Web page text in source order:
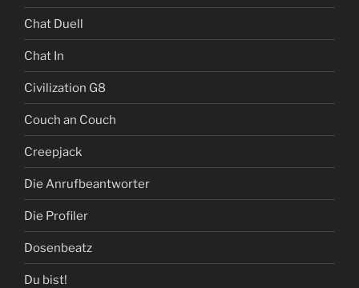
Chat Duell
Chat In
Civilization G8
Couch an Couch
Creepjack
Die Anrufbeantworter
Die Profiler
Dosenbeatz
Du bist!